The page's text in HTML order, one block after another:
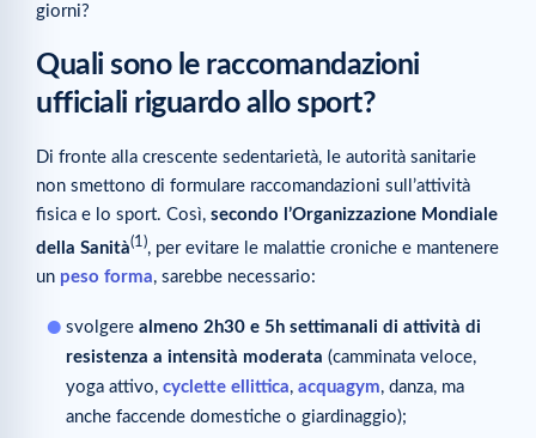
giorni?
Quali sono le raccomandazioni
ufficiali riguardo allo sport?
Di fronte alla crescente sedentarietà, le autorità sanitarie
non smettono di formulare raccomandazioni sull’attività
fisica e lo sport. Così, secondo l’Organizzazione Mondiale
della Sanità(1), per evitare le malattie croniche e mantenere
un peso forma, sarebbe necessario:
svolgere almeno 2h30 e 5h settimanali di attività di
resistenza a intensità moderata (camminata veloce,
yoga attivo, cyclette ellittica, acquagym, danza, ma
anche faccende domestiche o giardinaggio);